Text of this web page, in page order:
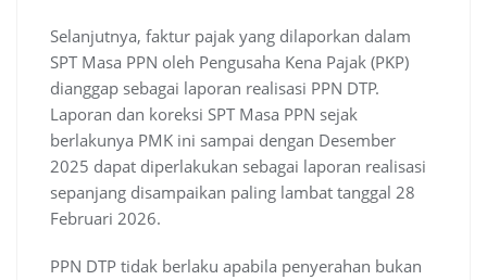
Selanjutnya, faktur pajak yang dilaporkan dalam
SPT Masa PPN oleh Pengusaha Kena Pajak (PKP)
dianggap sebagai laporan realisasi PPN DTP.
Laporan dan koreksi SPT Masa PPN sejak
berlakunya PMK ini sampai dengan Desember
2025 dapat diperlakukan sebagai laporan realisasi
sepanjang disampaikan paling lambat tanggal 28
Februari 2026.
PPN DTP tidak berlaku apabila penyerahan bukan